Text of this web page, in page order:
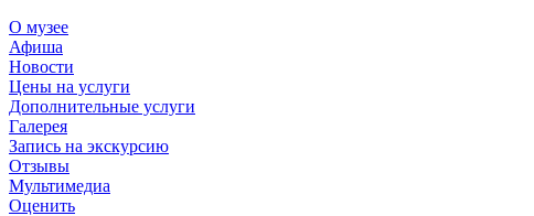
О музее
Афиша
Новости
Цены на услуги
Дополнительные услуги
Галерея
Запись на экскурсию
Отзывы
Мультимедиа
Оценить